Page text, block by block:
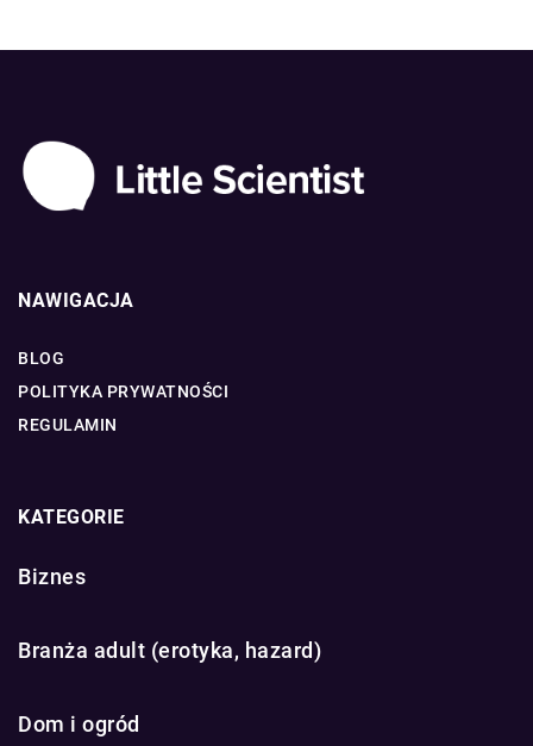
NAWIGACJA
BLOG
POLITYKA PRYWATNOŚCI
REGULAMIN
KATEGORIE
Biznes
Branża adult (erotyka, hazard)
Dom i ogród